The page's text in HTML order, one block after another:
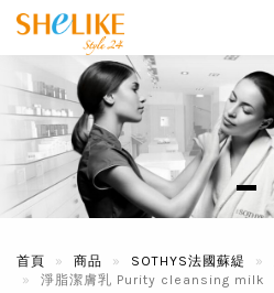
首頁 商品 SOTHYS法國蘇緹
淨脂潔膚乳 Purity cleansing milk